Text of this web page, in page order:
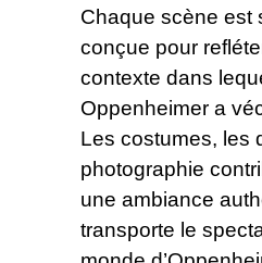
Chaque scène est
conçue pour
contexte dans
Oppenheimer a
Les costumes, les
photographie
une ambiance
transporte le